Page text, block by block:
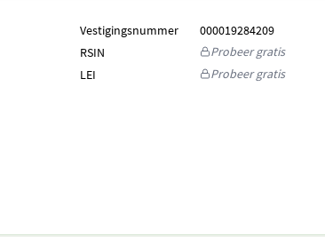
Vestigingsnummer
000019284209
RSIN
Probeer gratis
LEI
Probeer gratis